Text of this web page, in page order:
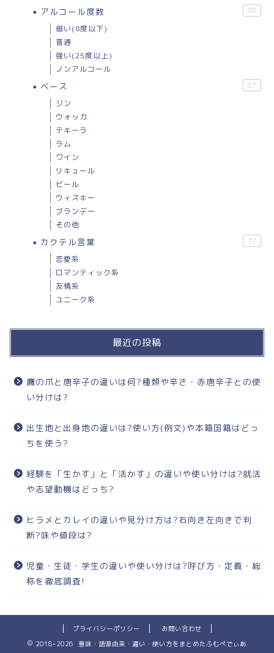
アルコール度数 88
弱い(8度以下)
普通
強い(25度以上)
ノンアルコール
ベース 87
ジン
ウォッカ
テキーラ
ラム
ワイン
リキュール
ビール
ウィスキー
ブランデー
その他
カクテル言葉 77
恋愛系
ロマンティック系
友情系
ユニーク系
最近の投稿
鷹の爪と唐辛子の違いは何?種類や辛さ・赤唐辛子との使
い分けは?
出生地と出身地の違いは?使い方(例文)や本籍国籍はどっ
ちを使う?
経験を「生かす」と「活かす」の違いや使い分けは?就活
や志望動機はどっち?
ヒラメとカレイの違いや見分け方は?右向き左向きで判
断?味や値段は?
児童・生徒・学生の違いや使い分けは?呼び方・定義・総
称を徹底調査!
プライバシーポリシー
お問い合わせ
2018–2026 意味・語源由来・違い・使い方をまとめたふむぺでぃあ